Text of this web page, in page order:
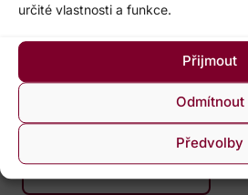
určité vlastnosti a funkce.
Přijmout
Odmítnout
Předvolby
Online registrace bude spuštěna
kapacita kurzu je omezená. Po
potřebné platební údaje. Platba
nejpozději do 12. 12. 2025.